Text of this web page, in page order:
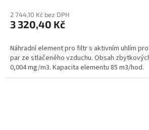
2 744,10 Kč bez DPH
3 320,40 Kč
Náhradní element pro filtr s aktivním uhlím
par ze stlačeného vzduchu. Obsah
0,004 mg/m3. Kapacita elementu 85 m3/hod.